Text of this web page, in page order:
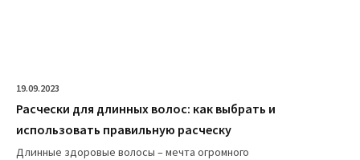
19.09.2023
Расчески для длинных волос: как выбрать и
использовать правильную расческу
Длинные здоровые волосы – мечта огромного